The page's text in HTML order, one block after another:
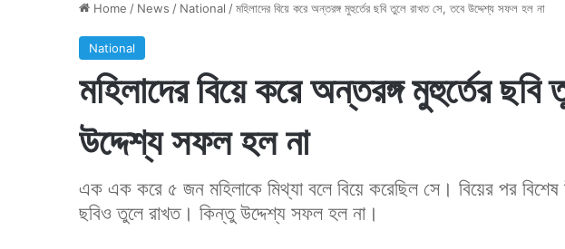
Home / News / National /মহিলাদের বিয়ে করে অন্তরঙ্গ মুহুর্তের ছবি তুলে রাখত সে, তবে উদ্দেশ্য সফল হল না
National
মহিলাদের বিয়ে করে অন্তরঙ্গ মুহুর্তের
উদ্দেশ্য সফল হল না
এক এক করে ৫ জন মহিলাকে মিথ্যা বলে বিয়ে করেছিল সে। বিয়ের পর বিশেষ
ছবিও তুলে রাখত। কিন্তু উদ্দেশ্য সফল হল না।